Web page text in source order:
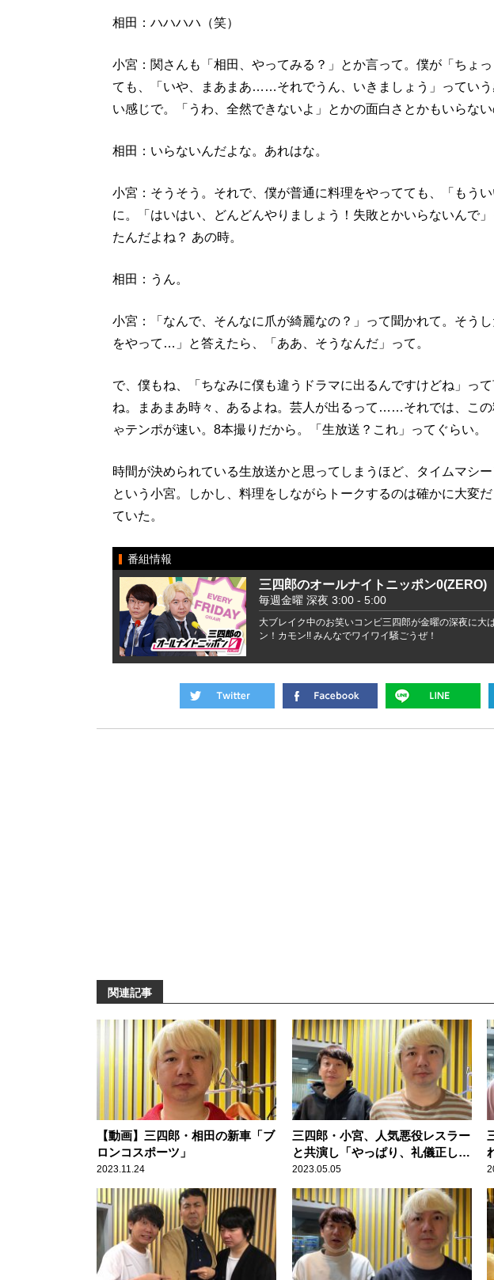
相田：ハハハハ（笑）
小宮：関さんも「相田、やってみる？」とか言って。僕が「ちょ
ても、「いや、まあまあ……それでうん、いきましょう」ってい
い感じで。「うわ、全然できないよ」とかの面白さとかもいらない
相田：いらないんだよな。あれはな。
小宮：そうそう。それで、僕が普通に料理をやってても、「もう
に。「はいはい、どんどんやりましょう！失敗とかいらないんで
たんだよね？ あの時。
相田：うん。
小宮：「なんで、そんなに爪が綺麗なの？」って聞かれて。そう
をやって…」と答えたら、「ああ、そうなんだ」って。
で、僕もね、「ちなみに僕も違うドラマに出るんですけどね」っ
ね。まあまあ時々、あるよね。芸人が出るって……それでは、こ
ゃテンポが速い。8本撮りだから。「生放送？これ」ってぐらい。
時間が決められている生放送かと思ってしまうほど、タイムマシ
という小宮。しかし、料理をしながらトークするのは確かに大変
ていた。
番組情報
三四郎のオールナイトニッポン0(ZERO)
毎週金曜 深夜 3:00 - 5:00
大ブレイク中のお笑いコンビ三四郎が金曜の深夜に大
ン！カモン!! みんなでワイワイ騒ごうぜ！
関連記事
【動画】三四郎・相田の新車「ブ
ロンコスポーツ」
2023.11.24
三四郎・小宮、人気悪役レスラー
と共演し「やっぱり、礼儀正しく
て優しい人だった」
2023.05.05